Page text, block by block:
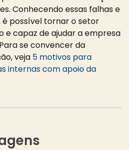
Conhecendo essas falhas e
possível tornar o setor
e capaz de ajudar a empresa
se convencer da
veja 5 motivos para
internas com apoio da